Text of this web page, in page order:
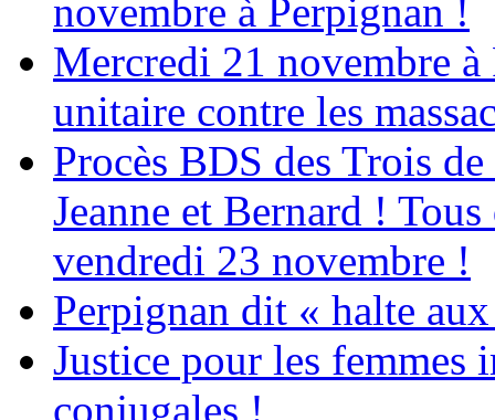
novembre à Perpignan !
Mercredi 21 novembre à
unitaire contre les
Procès BDS des Trois
Jeanne et Bernard !
vendredi 23 novembre !
Perpignan dit « halte
Justice pour les femmes
conjugales !